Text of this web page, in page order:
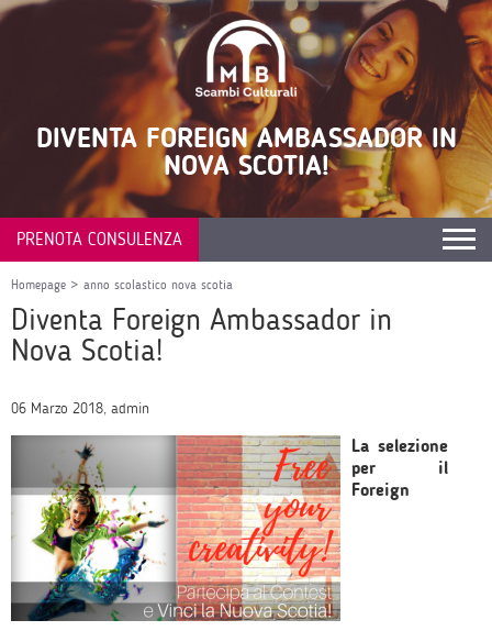
DIVENTA FOREIGN AMBASSADOR IN
NOVA SCOTIA!
PRENOTA CONSULENZA
Homepage > anno scolastico nova scotia
Diventa Foreign Ambassador in
Nova Scotia!
06 Marzo 2018, admin
La selezione
per il
Foreign